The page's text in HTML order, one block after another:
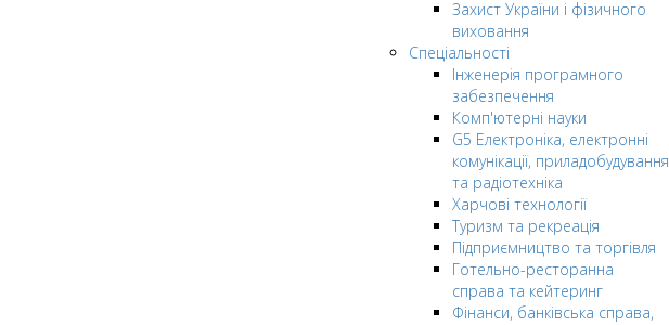
Захист України і фізичного
виховання
Спеціальності
Інженерія програмного
забезпечення
Комп'ютерні науки
G5 Електроніка, електронні
комунікації, приладобудування
та радіотехніка
Харчові технології
Туризм та рекреація
Підприємництво та торгівля
Готельно-ресторанна
справа та кейтеринг
Фінанси, банківська справа,